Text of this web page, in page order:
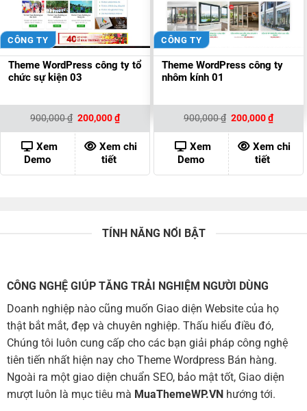
CÔNG TY
Theme WordPress công ty tổ
chức sự kiện 03
900,000₫ Giá
là:
900,000 ₫.
200,000₫Giá
hiện
tại
là:
200,000 ₫.
Xem
Demo
Xem chi
tiết
CÔNG TY
Theme WordPress công ty
nhôm kính 01
900,000₫ Giá
là:
900,000 ₫.
200,000₫Giá
hiện
tại
là:
Xem
Demo
Xem chi
tiết
TÍNH NĂNG NỔI BẬT
CÔNG NGHỆ GIÚP TĂNG TRẢI NGHIỆM NGƯỜI DÙNG
Doanh nghiệp nào cũng muốn Giao diện Website của họ
thật bắt mắt, đẹp và chuyên nghiệp. Thấu hiểu điều đó,
Chúng tôi luôn cung cấp cho các bạn giải pháp công nghệ
tiên tiến nhất hiện nay cho Theme Wordpress Bán hàng.
Ngoài ra một giao diện chuẩn SEO, bảo mật tốt, Giao diện
mượt luôn là mục tiêu mà MuaThemeWP.VN hướng tới.